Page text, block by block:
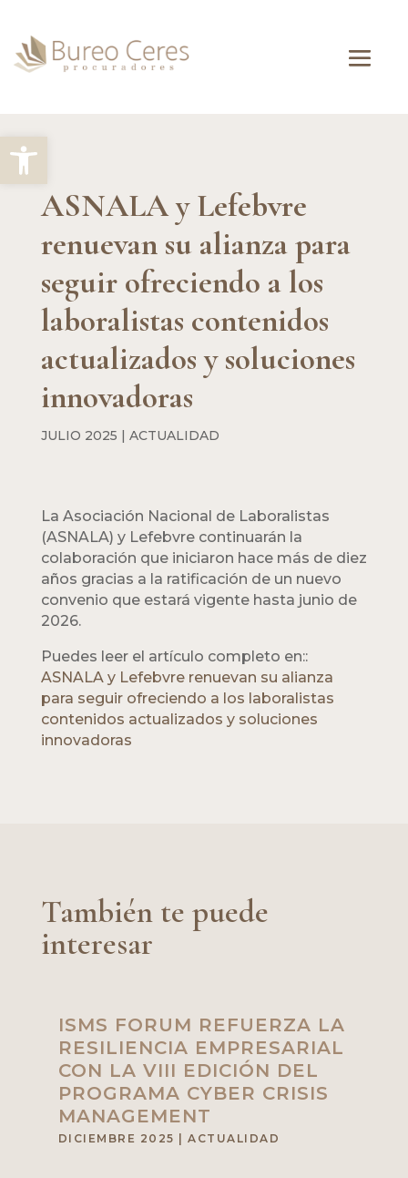
Abrir barra de herramientas
ASNALA y Lefebvre
renuevan su alianza para
seguir ofreciendo a los
laboralistas contenidos
actualizados y soluciones
innovadoras
JULIO 2025 | ACTUALIDAD
La Asociación Nacional de Laboralistas
(ASNALA) y Lefebvre continuarán la
colaboración que iniciaron hace más de diez
años gracias a la ratificación de un nuevo
convenio que estará vigente hasta junio de
2026.
Puedes leer el artículo completo en::
ASNALA y Lefebvre renuevan su alianza
para seguir ofreciendo a los laboralistas
contenidos actualizados y soluciones
innovadoras
También te puede
interesar
ISMS FORUM REFUERZA LA
RESILIENCIA EMPRESARIAL
CON LA VIII EDICIÓN DEL
PROGRAMA CYBER CRISIS
MANAGEMENT
DICIEMBRE 2025 |ACTUALIDAD